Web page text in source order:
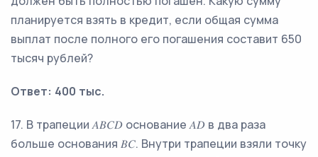
планируется взять в кредит, если общая сумма
выплат после полного его погашения составит 650
тысяч рублей?
Ответ: 400 тыс.
17. В трапеции 𝐴𝐵𝐶𝐷 основание 𝐴𝐷 в два раза
больше основания 𝐵𝐶. Внутри трапеции взяли точку